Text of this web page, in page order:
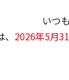
いつ
2026年5月